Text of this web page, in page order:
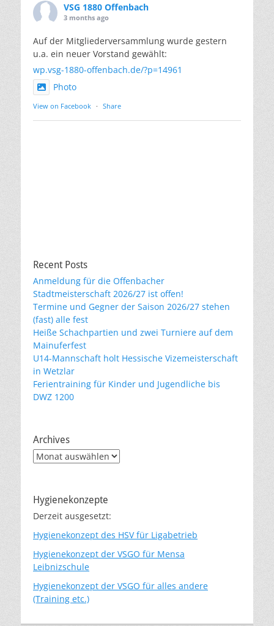
VSG 1880 Offenbach
3 months ago
Auf der Mitgliederversammlung wurde gestern
u.a. ein neuer Vorstand gewählt:
wp.vsg-1880-offenbach.de/?p=14961
Photo
View on Facebook · Share
Recent Posts
Anmeldung für die Offenbacher
Stadtmeisterschaft 2026/27 ist offen!
Termine und Gegner der Saison 2026/27 stehen
(fast) alle fest
Heiße Schachpartien und zwei Turniere auf dem
Mainuferfest
U14-Mannschaft holt Hessische Vizemeisterschaft
in Wetzlar
Ferientraining für Kinder und Jugendliche bis
DWZ 1200
Archives
Archives
Hygienekonzepte
Derzeit ausgesetzt:
Hygienekonzept des HSV für Ligabetrieb
Hygienekonzept der VSGO für Mensa
Leibnizschule
Hygienekonzept der VSGO für alles andere
(Training etc.)